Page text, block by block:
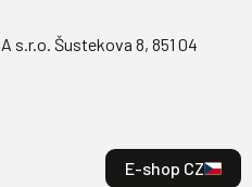
s.r.o. Šustekova 8, 851 04
E-shop CZ